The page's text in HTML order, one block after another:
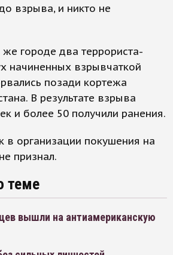
взрыва, и никто не
городе два террориста-
начиненных взрывчаткой
позади кортежа
В результате взрыва
и более 50 получили ранения.
в организации покушения на
признал.
теме
вышли на антиамериканскую